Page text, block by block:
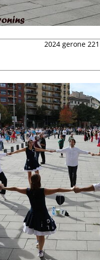
2024 gerone 221